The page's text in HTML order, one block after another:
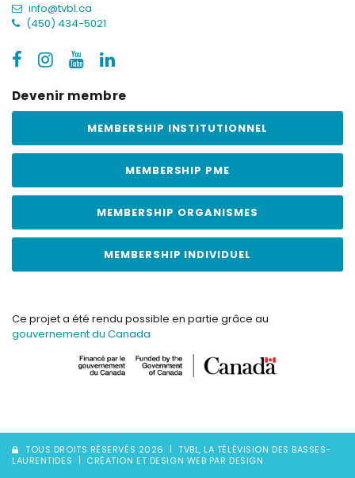
info@tvbl.ca
(450) 434-5021
Devenir membre
MEMBERSHIP INSTITUTIONNEL
MEMBERSHIP PME
MEMBERSHIP ORGANISMES
MEMBERSHIP INDIVIDUEL
Ce projet a été rendu possible en partie grâce au
gouvernement du Canada
TOUS DROITS RÉSERVÉS 2026
TVBL, LA TÉLÉVISION DES BASSES-
LAURENTIDES
CRÉATION ET DESIGN WEB PAR DESIGN